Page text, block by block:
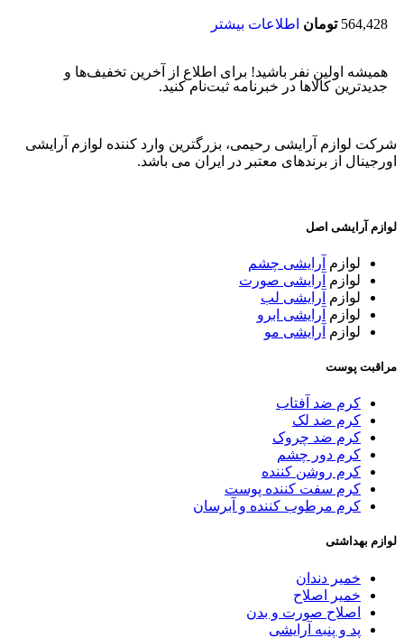
564,428 تومان اطلاعات بیشتر
همیشه اولین نفر باشید! برای اطلاع از آخرین تخفیف‌ها و
جدیدترین کالاها در خبرنامه ثبت‌نام کنید.
شرکت لوازم آرایشی رحیمی، بزرگترین وارد کننده لوازم آرایشی
اورجینال از برندهای معتبر در ایران می باشد.
لوازم آرایشی اصل
لوازم آرایشی چشم
لوازم آرایشی صورت
لوازم آرایشی لب
لوازم آرایشی ابرو
لوازم آرایشی مو
مراقبت پوست
کرم ضد آفتاب
کرم ضد لک
کرم ضد چروک
کرم دور چشم
کرم روشن کننده
کرم سفت کننده پوست
کرم مرطوب کننده و آبرسان
لوازم بهداشتی
خمیر دندان
خمیر اصلاح
اصلاح صورت و بدن
پد و پنبه آرایشی